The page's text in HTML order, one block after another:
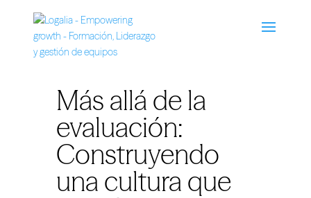
Más allá de la
evaluación:
Construyendo
una cultura que